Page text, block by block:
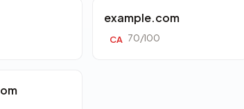
example.com
CA 70/100